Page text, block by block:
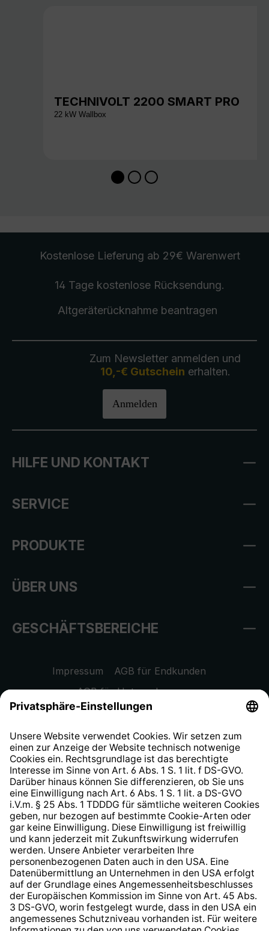
TECHNIVOLT 2200 SMART PRO
22 kW Wallbox
Kostenlose Lieferung ab 29€ Warenwert
14 Tage kostenlose Rücksendung.
Altgeräterücknahmebeantragen
Zum Newsletter anmelden und
10,-€ Gutschein erhalten.
Anmelden
HILFE UND KONTAKT
SERVICE
PRODUKTE
ÜBER UNS
GESCHÄFTSBEREICHE
Impressum
AGB für Endkunden
AGB für Unternehmen
Datenschutzhinweis
Widerrufsrecht
Hinweisgeberschutzsystem
Barrierefreiheit